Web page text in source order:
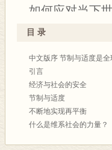
界范围来看，人们逐渐
说，更大的诱惑是用钱来
松。很多国家一如既往地
生产总值的比重是“二战”
依我之见，目前全球范
济增长这一目标。“二战”
济”时始终强调要建设一
为书名。艾哈德深知，就
如何应对当下
多样性，是相
目 录
中文版序 节制与适度是
引言
经济与社会的安全
节制与适度
不断地实现再平衡
什么是维系社会的力量？